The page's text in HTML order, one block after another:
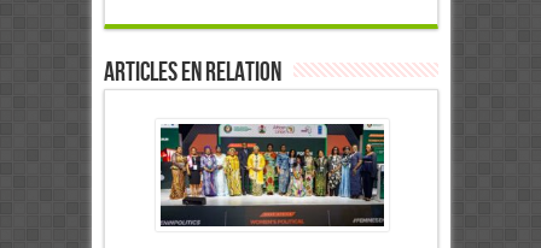
Articles en relation